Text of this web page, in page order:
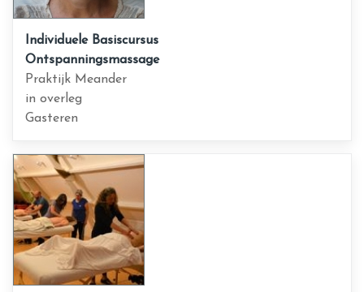
Individuele Basiscursus
Ontspanningsmassage
Praktijk Meander
in overleg
Gasteren